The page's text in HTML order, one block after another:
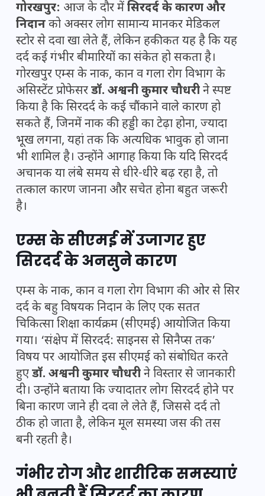
गोरखपुर: आज के दौर मेंसिरदर्द के कारण और
निदानको अक्सर लोग सामान्य मानकर मेडिकल
स्टोर से दवा खा लेते हैं, लेकिन हकीकत यह है कि यह
दर्द कई गंभीर बीमारियों का संकेत हो सकता है।
गोरखपुर एम्स के नाक, कान व गला रोग विभाग के
असिस्टेंट प्रोफेसरडॉ. अश्वनी कुमार चौधरीने स्पष्ट
किया है कि सिरदर्द के कई चौंकाने वाले कारण हो
सकते हैं, जिनमें नाक की हड्डी का टेढ़ा होना, ज्यादा
भूख लगना, यहां तक कि अत्यधिक भावुक हो जाना
भी शामिल है। उन्होंने आगाह किया कि यदि सिरदर्द
अचानक या लंबे समय से धीरे-धीरे बढ़ रहा है, तो
तत्काल कारण जानना और सचेत होना बहुत जरूरी
है।
एम्स के सीएमई में उजागर हुए
सिरदर्द के अनसुने कारण
एम्स के नाक, कान व गला रोग विभाग की ओर से सिर
दर्द के बहु विषयक निदान के लिए एक सतत
चिकित्सा शिक्षा कार्यक्रम (सीएमई) आयोजित किया
गया। ‘संक्षेप में सिरदर्द: साइनस से सिनैप्स तक’
विषय पर आयोजित इस सीएमई को संबोधित करते
हुएडॉ. अश्वनी कुमार चौधरीने विस्तार से जानकारी
दी। उन्होंने बताया कि ज्यादातर लोग सिरदर्द होने पर
बिना कारण जाने ही दवा ले लेते हैं, जिससे दर्द तो
ठीक हो जाता है, लेकिन मूल समस्या जस की तस
बनी रहती है।
गंभीर रोग और शारीरिक समस्याएं